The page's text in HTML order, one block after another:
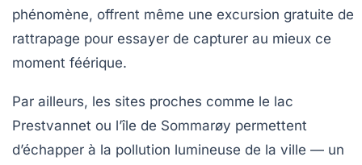
phénomène, offrent même une excursion gratuite de
rattrapage pour essayer de capturer au mieux ce
moment féérique.
Par ailleurs, les sites proches comme le lac
Prestvannet ou l’île de Sommarøy permettent
d’échapper à la pollution lumineuse de la ville — un